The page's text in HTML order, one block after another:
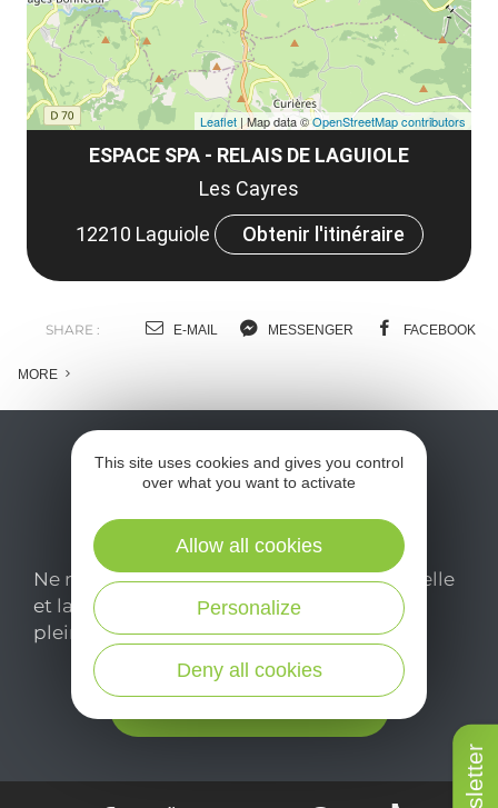
ESPACE SPA - RELAIS DE LAGUIOLE
Les Cayres
12210 Laguiole
Obtenir l'itinéraire
Leaflet | Map data ©OpenStreetMap contributors
SHARE : E-MAIL MESSENGER FACEBOOK
MORE
Ne manquez pas notre newsletter mensuelle
et laissez-vous inspirer pour profiter
pleinement de votre séjour en Aveyron.
This site uses cookies and gives you control
over what you want to activate
Deny all cookies
Personalize
Allow all cookies